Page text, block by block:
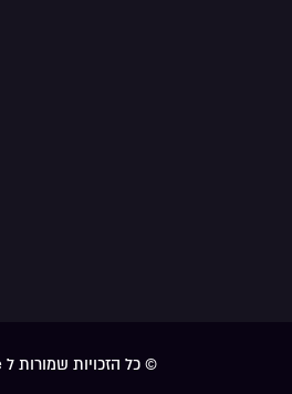
© כל הזכויות שמורות ל Celebrate